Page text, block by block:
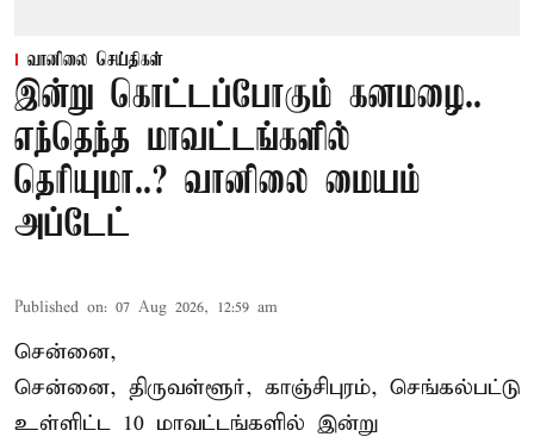
வானிலை செய்திகள்
இன்று கொட்டப்போகும் கனமழை..
எந்தெந்த மாவட்டங்களில்
தெரியுமா..? வானிலை மையம்
அப்டேட்
Published on: 07 Aug 2026, 12:59 am
சென்னை,
சென்னை, திருவள்ளூர், காஞ்சிபுரம், செங்கல்பட்டு
உள்ளிட்ட 10 மாவட்டங்களில் இன்று